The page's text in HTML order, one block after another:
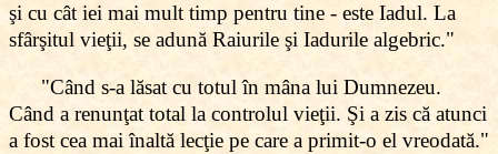
şi cu cât iei mai mult timp pentru tine - este Iadul. La
sfârşitul vieţii, se adună Raiurile şi Iadurile algebric."
"Când s-a lăsat cu totul în mâna lui Dumnezeu.
Când a renunţat total la controlul vieţii. Şi a zis că atunci
a fost cea mai înaltă lecţie pe care a primit-o el vreodată."